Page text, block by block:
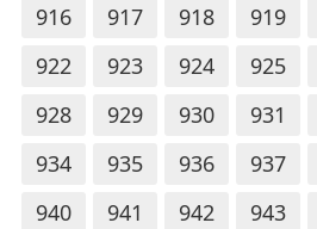
916
917 918 919
922
923 924 925
928
929 930 931
934
935 936 937
940
941 942 943